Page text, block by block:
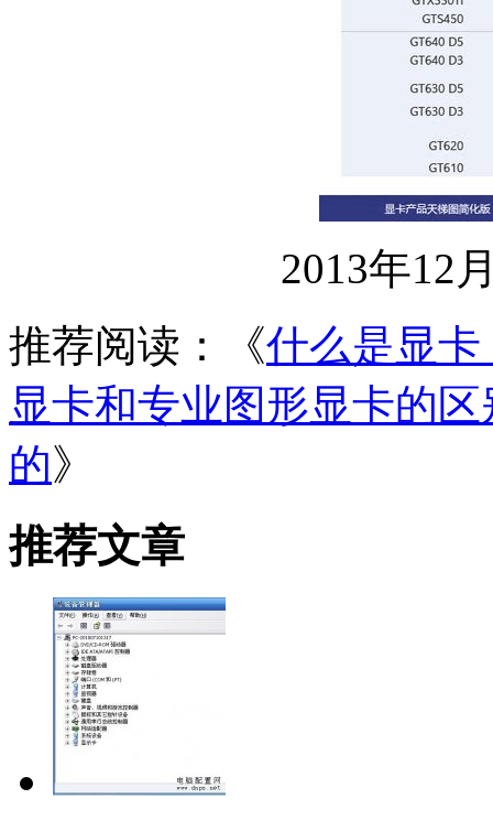
2013年12
推荐阅读：《什么是显
显卡和专业图形显卡的区
的》
推荐文章